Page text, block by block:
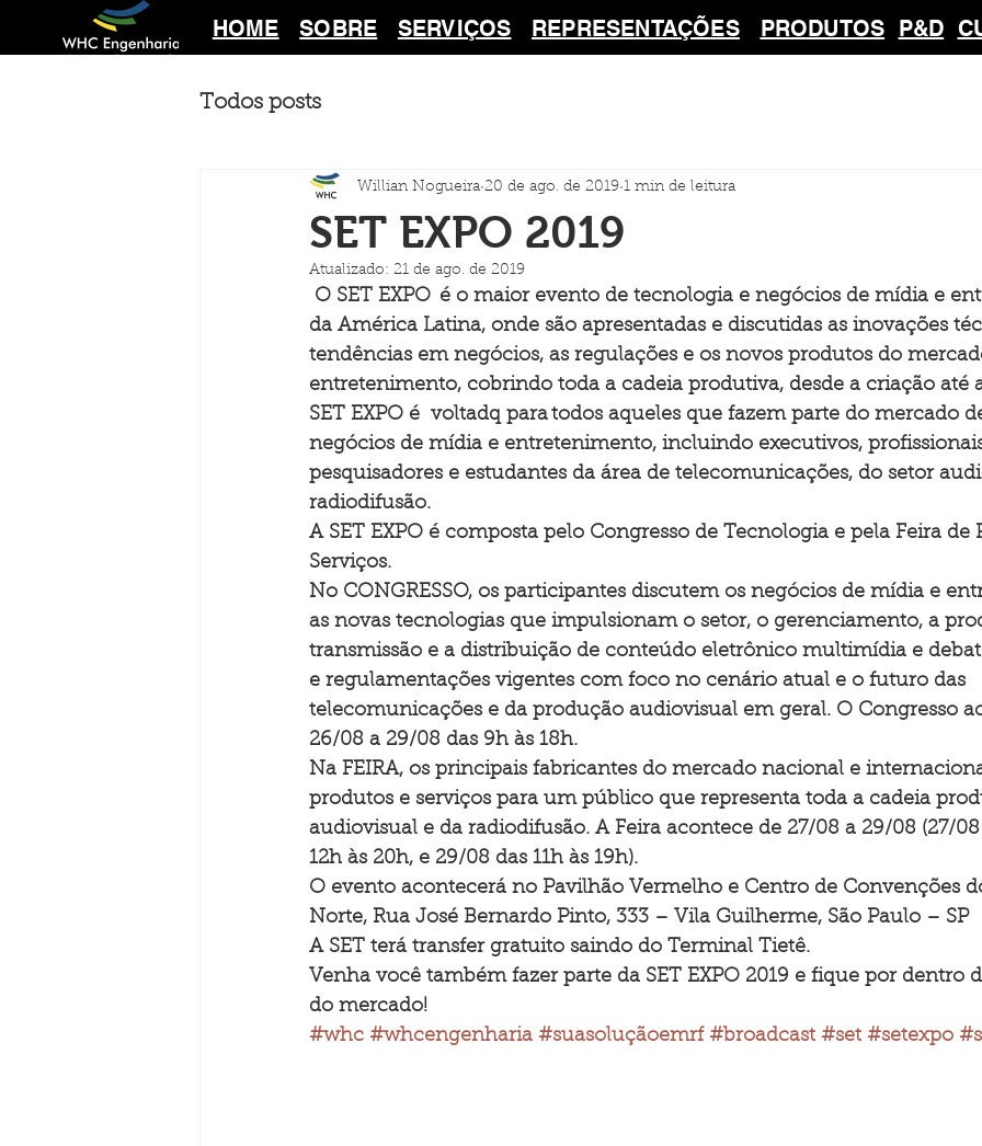
HOME SOBRE SERVIÇOS REPRESENTAÇÕES PRODUTOS P&D
Todos posts
SET EXPO 2019
Willian Nogueira 20 de ago. de 2019 1 min de leitura
Atualizado: 21 de ago. de 2019
O SET EXPO  é o maior evento de tecnologia e negócios de mídia e
da América Latina, onde são apresentadas e discutidas as inovações
tendências em negócios, as regulações e os novos produtos do
entretenimento, cobrindo toda a cadeia produtiva, desde a criação até
SET EXPO é  voltadq para todos aqueles que fazem parte do mercado
negócios de mídia e entretenimento, incluindo executivos,
pesquisadores e estudantes da área de telecomunicações, do setor
radiodifusão.
A SET EXPO é composta pelo Congresso de Tecnologia e pela Feira de
Serviços.
No CONGRESSO, os participantes discutem os negócios de mídia e
as novas tecnologias que impulsionam o setor, o gerenciamento, a
transmissão e a distribuição de conteúdo eletrônico multimídia e
e regulamentações vigentes com foco no cenário atual e o futuro das
telecomunicações e da produção audiovisual em geral. O Congresso
26/08 a 29/08 das 9h às 18h.
Na FEIRA, os principais fabricantes do mercado nacional e
produtos e serviços para um público que representa toda a cadeia
audiovisual e da radiodifusão. A Feira acontece de 27/08 a 29/08 (27/
12h às 20h, e 29/08 das 11h às 19h).
O evento acontecerá no Pavilhão Vermelho e Centro de Convenções
Norte, Rua José Bernardo Pinto, 333 – Vila Guilherme, São Paulo – SP
A SET terá transfer gratuito saindo do Terminal Tietê.
Venha você também fazer parte da SET EXPO 2019 e fique por dentro
do mercado!
#whc #whcengenharia #suasoluçãoemrf #broadcast #set #setexpo